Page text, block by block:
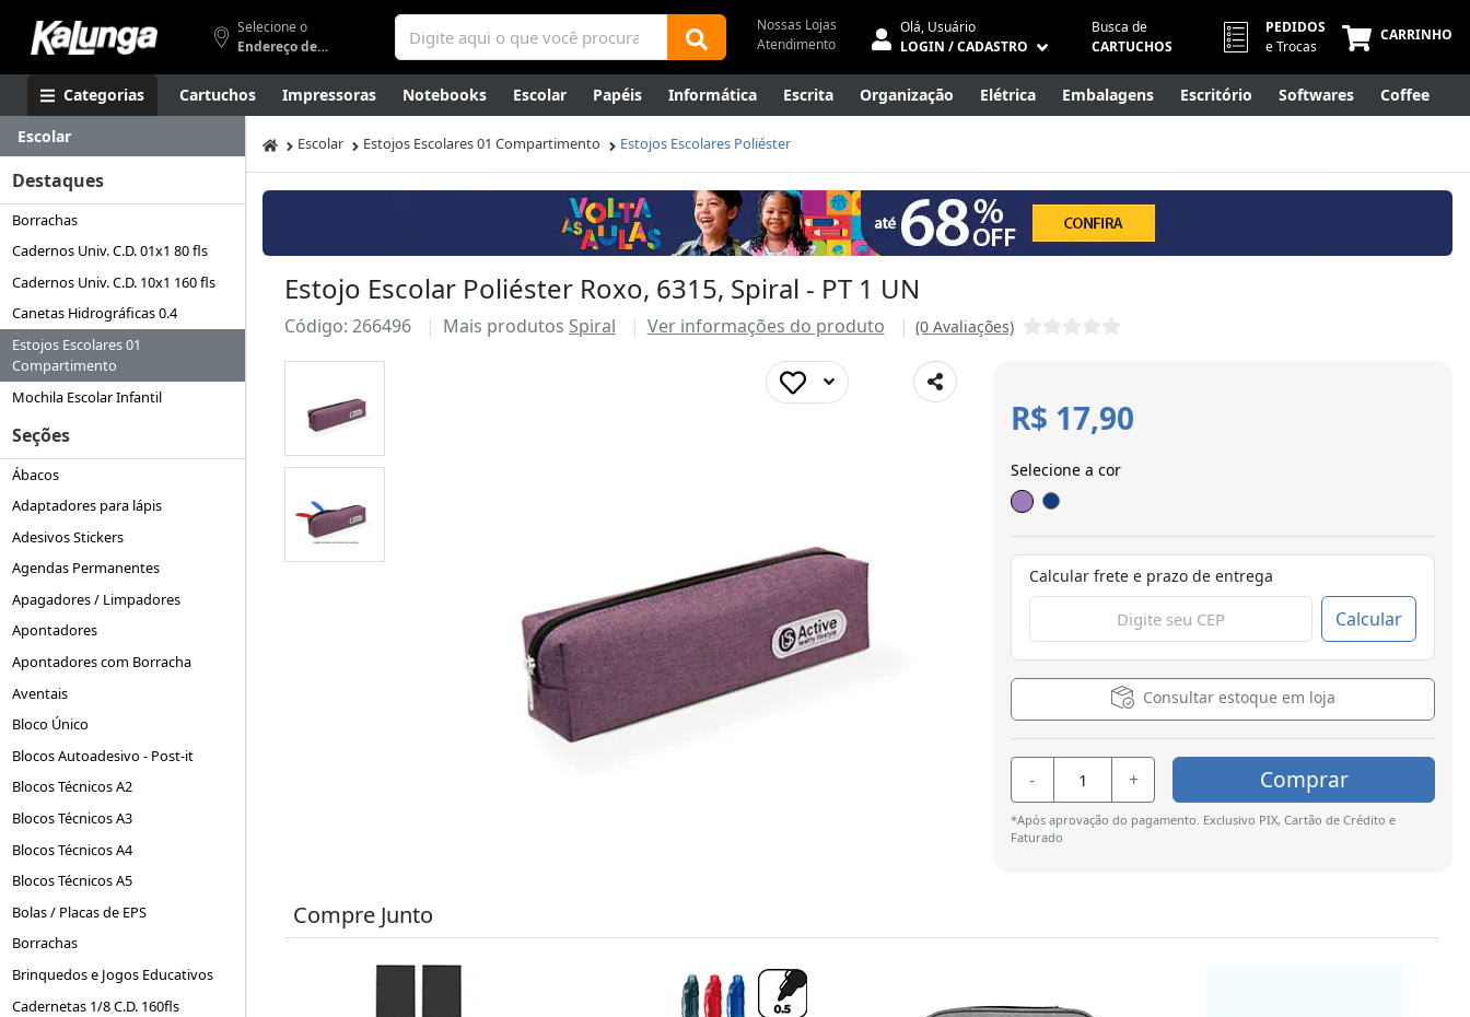
Selecione o
Endereço de entrega
Nossas Lojas
Atendimento
Olá, Usuário
LOGIN / CADASTRO
Busca de
CARTUCHOS
PEDIDOS
e Trocas
CARRINHO
Categorias Cartuchos Impressoras Notebooks Escolar Papéis Informática Escrita Organização Elétrica Embalagens Escritório Softwares Coffee
Apresentação Smartphones Artes Gamers Higiene Mídias Envelopes Rede Automação Comercial
Canetas Luxo
Outlet
Escolar
Destaques
Borrachas
Cadernos Univ. C.D. 01x1 80 fls
Cadernos Univ. C.D. 10x1 160 fls
Canetas Hidrográficas 0.4
Estojos Escolares 01
Compartimento
Mochila Escolar Infantil
Seções
Ábacos
Adaptadores para lápis
Adesivos Stickers
Agendas Permanentes
Apagadores / Limpadores
Apontadores
Apontadores com Borracha
Aventais
Bloco Único
Blocos Autoadesivo - Post-it
Blocos Técnicos A2
Blocos Técnicos A3
Blocos Técnicos A4
Blocos Técnicos A5
Bolas / Placas de EPS
Borrachas
Brinquedos e Jogos Educativos
Cadernetas 1/8 C.D. 160fls
Escolar Estojos Escolares 01 Compartimento Estojos Escolares Poliéster
Estojo Escolar Poliéster Roxo, 6315, Spiral - PT 1 UN
Código: 266496 Mais produtos Spiral Ver informações do produto (0 Avaliações)
R$ 17,90
Selecione a cor
Calcular frete e prazo de entrega
Calcular
Consultar estoque em loja
- + Comprar
*Após aprovação do pagamento. Exclusivo PIX, Cartão de Crédito e
Faturado
Compre Junto